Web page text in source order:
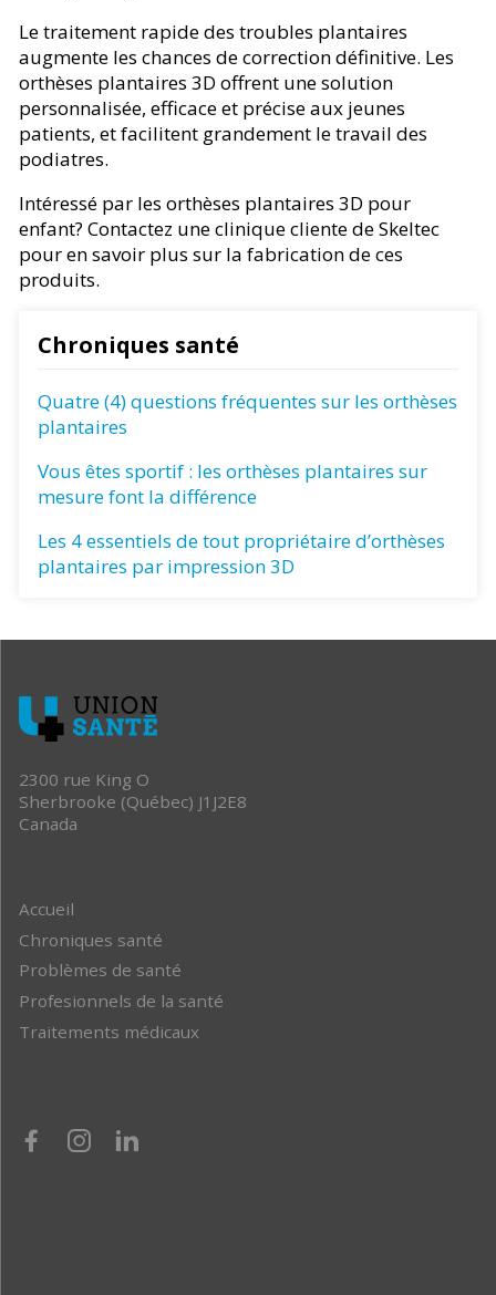
Le traitement rapide des troubles plantaires
augmente les chances de correction définitive. Les
orthèses plantaires 3D offrent une solution
personnalisée, efficace et précise aux jeunes
patients, et facilitent grandement le travail des
podiatres.
Intéressé par les orthèses plantaires 3D pour
enfant? Contactez une clinique cliente de Skeltec
pour en savoir plus sur la fabrication de ces
produits.
Chroniques santé
Quatre (4) questions fréquentes sur les orthèses
plantaires
Vous êtes sportif : les orthèses plantaires sur
mesure font la différence
Les 4 essentiels de tout propriétaire d’orthèses
plantaires par impression 3D
2300 rue King O
Sherbrooke (Québec) J1J2E8
Canada
Accueil
Chroniques santé
Problèmes de santé
Profesionnels de la santé
Traitements médicaux